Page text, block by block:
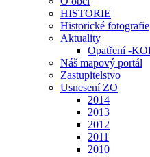
HISTORIE
Historické fotografie
Aktuality
Opatření -
Náš mapový portál
Zastupitelstvo
Usnesení ZO
2014
2013
2012
2011
2010